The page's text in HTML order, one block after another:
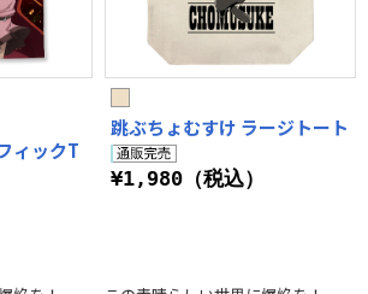
ィックT
跳ぶちょむすけ ラージトート
¥1,980（税込）